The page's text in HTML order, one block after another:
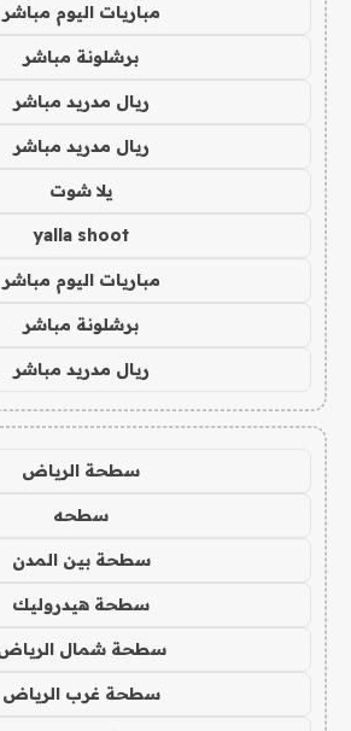
مباريات اليوم مباشر
برشلونة مباشر
ريال مدريد مباشر
ريال مدريد مباشر
يلا شوت
yalla shoot
مباريات اليوم مباشر
برشلونة مباشر
ريال مدريد مباشر
سطحة الرياض
سطحه
سطحة بين المدن
سطحة هيدروليك
سطحة شمال
سطحة غرب الرياض